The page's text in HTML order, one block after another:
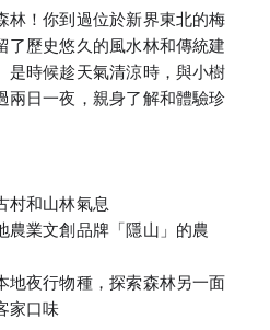
林！你到過位於新界東北的梅
了歷史悠久的風水林和傳統建
是時候趁天氣清涼時，與小樹
兩日一夜，親身了解和體驗珍
村和山林氣息
農業文創品牌「隱山」的農
地夜行物種，探索森林另一面
家口味